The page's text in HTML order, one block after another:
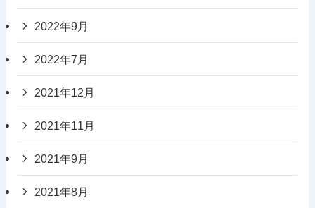
2022年9月
2022年7月
2021年12月
2021年11月
2021年9月
2021年8月